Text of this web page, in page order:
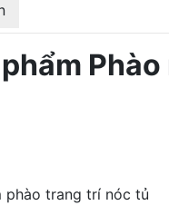
phào trang trí nóc tủ